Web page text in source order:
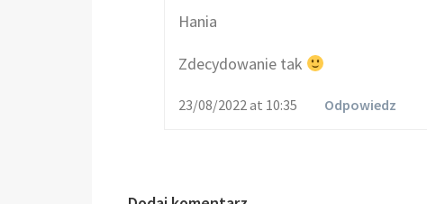
Hania
Zdecydowanie tak
Odpowiedz
23/08/2022 at 10:35